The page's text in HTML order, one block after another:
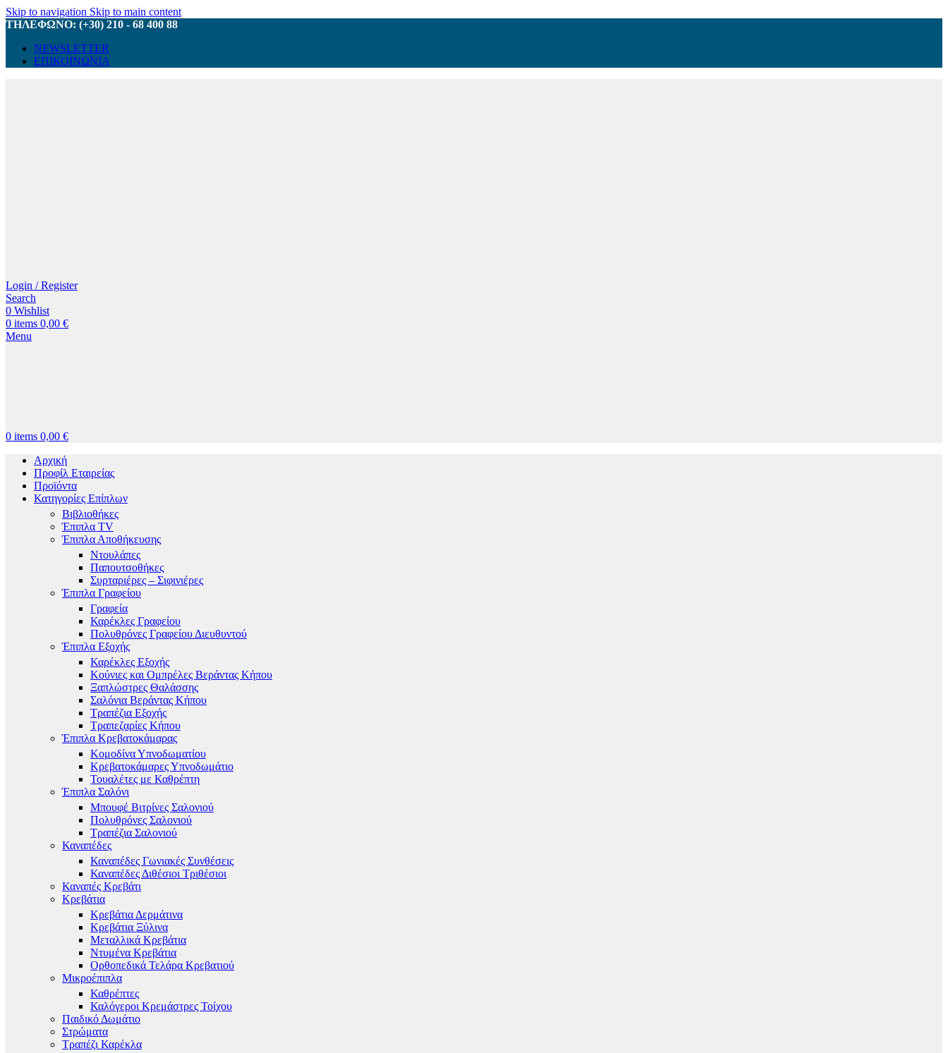
Skip to navigation Skip to main content
ΤΗΛΕΦΩΝΟ: (+30) 210 - 68 400 88
NEWSLETTER
ΕΠΙΚΟΙΝΩΝΙΑ
Login / Register
Search
0 Wishlist
0 items 0,00 €
Menu
0 items 0,00 €
Αρχική
Προφίλ Εταιρείας
Προϊόντα
Κατηγορίες Επίπλων
Βιβλιοθήκες
Έπιπλα TV
Έπιπλα Αποθήκευσης
Ντουλάπες
Παπουτσοθήκες
Συρταριέρες – Σιφινιέρες
Έπιπλα Γραφείου
Γραφεία
Καρέκλες Γραφείου
Πολυθρόνες Γραφείου Διευθυντού
Έπιπλα Εξοχής
Καρέκλες Εξοχής
Κούνιες και Ομπρέλες Βεράντας Κήπου
Ξαπλώστρες Θαλάσσης
Σαλόνια Βεράντας Κήπου
Τραπέζια Εξοχής
Τραπεζαρίες Κήπου
Έπιπλα Κρεβατοκάμαρας
Κομοδίνα Υπνοδωματίου
Κρεβατοκάμαρες Υπνοδωμάτιο
Τουαλέτες με Καθρέπτη
Έπιπλα Σαλόνι
Μπουφέ Βιτρίνες Σαλονιού
Πολυθρόνες Σαλονιού
Τραπέζια Σαλονιού
Καναπέδες
Καναπέδες Γωνιακές Συνθέσεις
Καναπέδες Διθέσιοι Τριθέσιοι
Καναπές Κρεβάτι
Κρεβάτια
Κρεβάτια Δερμάτινα
Κρεβάτια Ξύλινα
Μεταλλικά Κρεβάτια
Ντυμένα Κρεβάτια
Ορθοπεδικά Τελάρα Κρεβατιού
Μικροέπιπλα
Καθρέπτες
Καλόγεροι Κρεμάστρες Τοίχου
Παιδικό Δωμάτιο
Στρώματα
Τραπέζι Καρέκλα